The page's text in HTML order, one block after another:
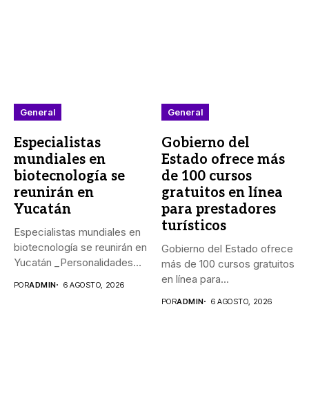
General
Especialistas
mundiales en
biotecnología se
reunirán en
Yucatán
Especialistas mundiales en
biotecnología se reunirán en
Yucatán _Personalidades
PORADMIN 6 AGOSTO, 2026
General
Gobierno del
Estado ofrece más
de 100 cursos
gratuitos en línea
para prestadores
turísticos
Gobierno del Estado ofrece
más de 100 cursos gratuitos
en línea para...
PORADMIN 6 AGOSTO, 2026